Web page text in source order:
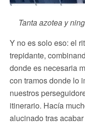
Tanta azotea y
Y no es solo eso: el
trepidante,
donde es necesaria
con tramos donde lo
nuestros
itinerario. Hacía
alucinado tras